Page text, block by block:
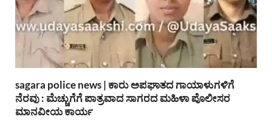
sagara police news | ಕಾರು ಅಪಘಾತದ ಗಾಯಾಳುಗಳಿಗೆ
ನೆರವು : ಮೆಚ್ಚುಗೆಗೆ ಪಾತ್ರವಾದ ಸಾಗರದ ಮಹಿಳಾ ಪೊಲೀಸರ
ಮಾನವೀಯ ಕಾರ್ಯ